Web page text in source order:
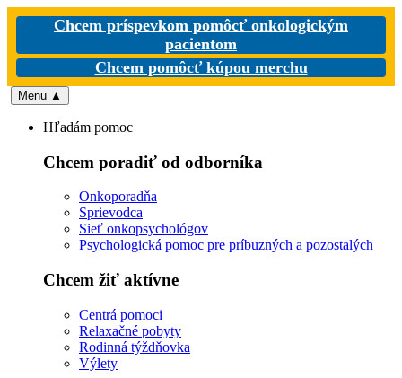
Chcem príspevkom pomôcť onkologickým
pacientom
Chcem pomôcť kúpou merchu
Menu ▲
Hľadám pomoc
Chcem poradiť od odborníka
Onkoporadňa
Sprievodca
Sieť onkopsychológov
Psychologická pomoc pre príbuzných a pozostalých
Chcem žiť aktívne
Centrá pomoci
Relaxačné pobyty
Rodinná týždňovka
Výlety